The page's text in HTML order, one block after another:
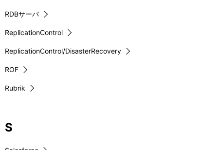
RDBサーバ
ReplicationControl
ReplicationControl/DisasterRecovery
ROF
Rubrik
S